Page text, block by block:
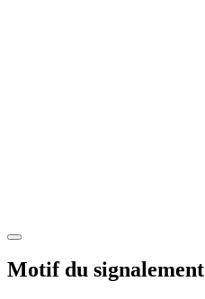
Motif du signalement